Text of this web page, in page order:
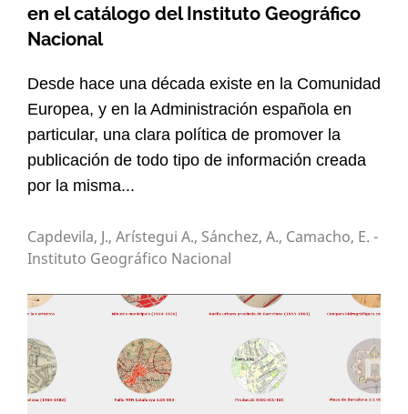
en el catálogo del Instituto Geográfico
Nacional
Desde hace una década existe en la Comunidad
Europea, y en la Administración española en
particular, una clara política de promover la
publicación de todo tipo de información creada
por la misma...
Capdevila, J., Arístegui A., Sánchez, A., Camacho, E. -
Instituto Geográfico Nacional